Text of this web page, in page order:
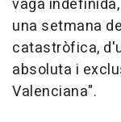
vaga
una setmana
catastròfica,
absoluta i
Valenciana".